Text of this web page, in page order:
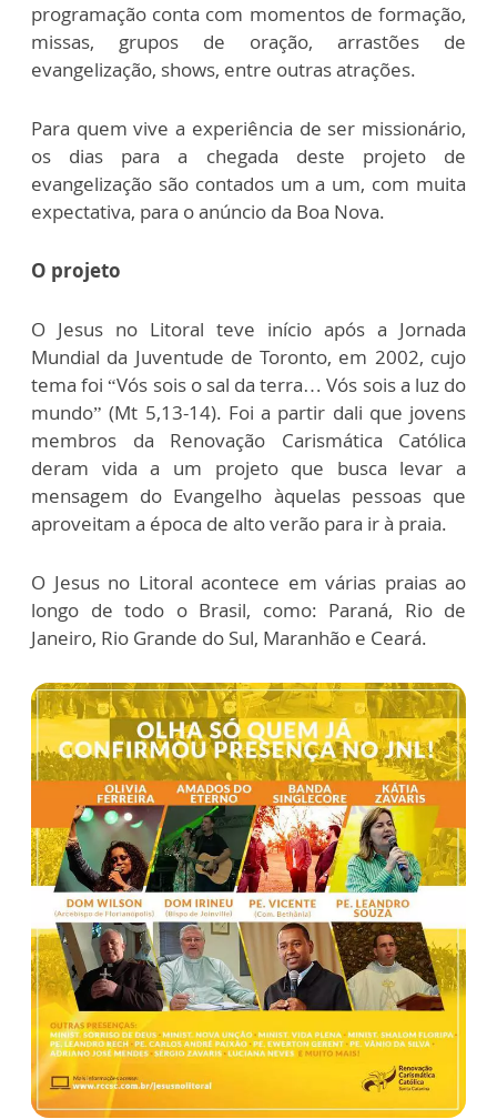
programação conta com momentos de formação,
missas, grupos de oração, arrastões de
evangelização, shows, entre outras atrações.
Para quem vive a experiência de ser missionário,
os dias para a chegada deste projeto de
evangelização são contados um a um, com muita
expectativa, para o anúncio da Boa Nova.
O projeto
O Jesus no Litoral teve início após a Jornada
Mundial da Juventude de Toronto, em 2002, cujo
tema foi “Vós sois o sal da terra… Vós sois a luz do
mundo” (Mt 5,13-14). Foi a partir dali que jovens
membros da Renovação Carismática Católica
deram vida a um projeto que busca levar a
mensagem do Evangelho àquelas pessoas que
aproveitam a época de alto verão para ir à praia.
O Jesus no Litoral acontece em várias praias ao
longo de todo o Brasil, como: Paraná, Rio de
Janeiro, Rio Grande do Sul, Maranhão e Ceará.